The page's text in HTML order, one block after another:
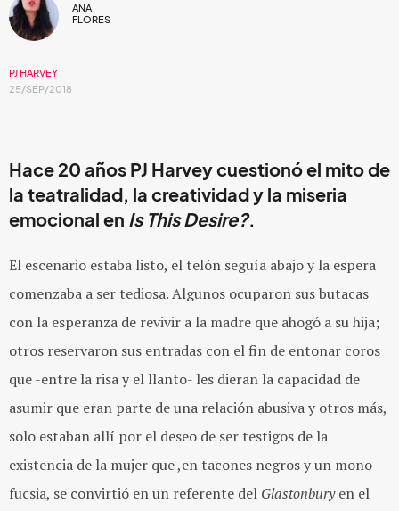
ANA
FLORES
PJ HARVEY
25/SEP/2018
Hace 20 años PJ Harvey cuestionó el mito de
la teatralidad, la creatividad y la miseria
emocional en Is This Desire?.
El escenario estaba listo, el telón seguía abajo y la espera
comenzaba a ser tediosa. Algunos ocuparon sus butacas
con la esperanza de revivir a la madre que ahogó a su hija;
otros reservaron sus entradas con el fin de entonar coros
que -entre la risa y el llanto- les dieran la capacidad de
asumir que eran parte de una relación abusiva y otros más,
solo estaban allí por el deseo de ser testigos de la
existencia de la mujer que ,en tacones negros y un mono
fucsia, se convirtió en un referente del Glastonburyen el